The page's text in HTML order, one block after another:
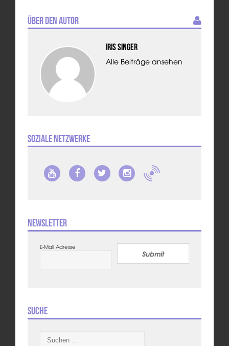
Über den Autor
Iris Singer
Alle Beiträge ansehen
Soziale Netzwerke
Newsletter
E-Mail Adresse
Submit
Suche
nach: